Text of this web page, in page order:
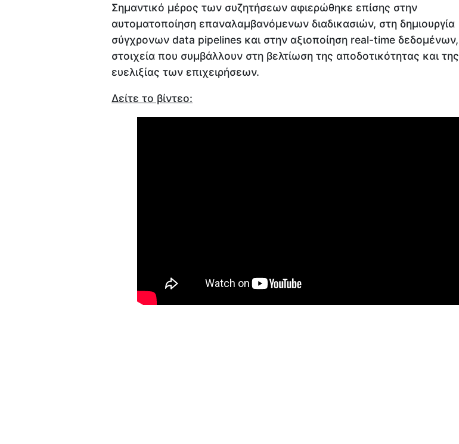
Σημαντικό μέρος των συζητήσεων αφιερώθηκε επίσης στην
αυτοματοποίηση επαναλαμβανόμενων διαδικασιών, στη δημιουργία
σύγχρονων data pipelines και στην αξιοποίηση real-time δεδομένων,
στοιχεία που συμβάλλουν στη βελτίωση της αποδοτικότητας και της
ευελιξίας των επιχειρήσεων.
Δείτε το βίντεο: